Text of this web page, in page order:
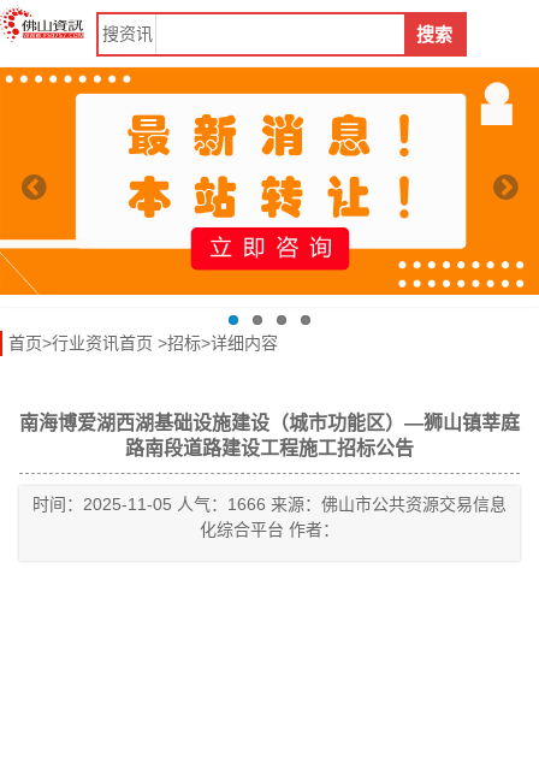
搜资讯 搜索
首页>行业资讯首页 >招标>详细内容
南海博爱湖西湖基础设施建设（城市功能区）—狮山镇莘庭
路南段道路建设工程施工招标公告
时间：2025-11-05 人气：1666 来源：佛山市公共资源交易信息
化综合平台 作者：